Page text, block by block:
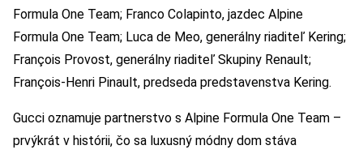
Formula One Team; Franco Colapinto, jazdec Alpine
Formula One Team; Luca de Meo, generálny riaditeľ Kering;
François Provost, generálny riaditeľ Skupiny Renault;
François-Henri Pinault, predseda predstavenstva Kering.
Gucci oznamuje partnerstvo s Alpine Formula One Team –
prvýkrát v histórii, čo sa luxusný módny dom stáva